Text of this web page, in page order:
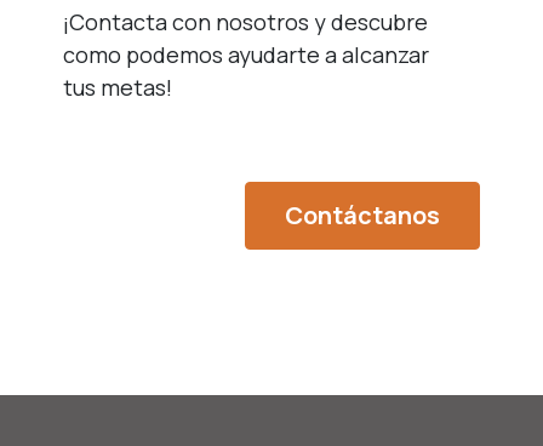
¡Contacta con nosotros y descubre
como podemos ayudarte a alcanzar
tus metas!
Contáctanos